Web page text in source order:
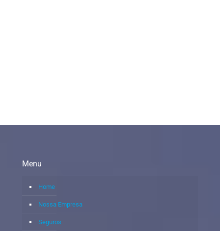
Menu
Home
Nossa Empresa
Seguros